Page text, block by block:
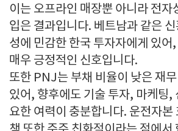
이는 오프라인 매장뿐 아니라 전자
입은 결과입니다. 베트남과 같은
성에 민감한 한국 투자자에게 있어
매우 긍정적인 신호입니다.
또한 PNJ는 부채 비율이 낮은 재
있어, 향후에도 기술 투자, 마케팅,
요한 여력이 충분합니다. 운전자본